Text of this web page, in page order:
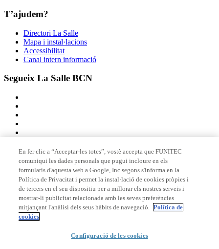
T’ajudem?
Directori La Salle
Mapa i instal·lacions
Accessibilitat
Canal intern informació
Segueix La Salle BCN
Membre de
Acreditacions
© 2026 La Salle Campus Barcelona - URL |Avís legal
En fer clic a “Acceptar-les totes”, vostè accepta que FUNITEC
comuniqui les dades personals que pugui incloure en els
formularis d'aquesta web a Google, Inc segons s'informa en la
Política de Privacitat i permet la instal·lació de cookies pròpies i
de tercers en el seu dispositiu per a millorar els nostres serveis i
mostrar-li publicitat relacionada amb les seves preferències
mitjançant l'anàlisi dels seus hàbits de navegació. Política de
cookies
Configuració de les cookies